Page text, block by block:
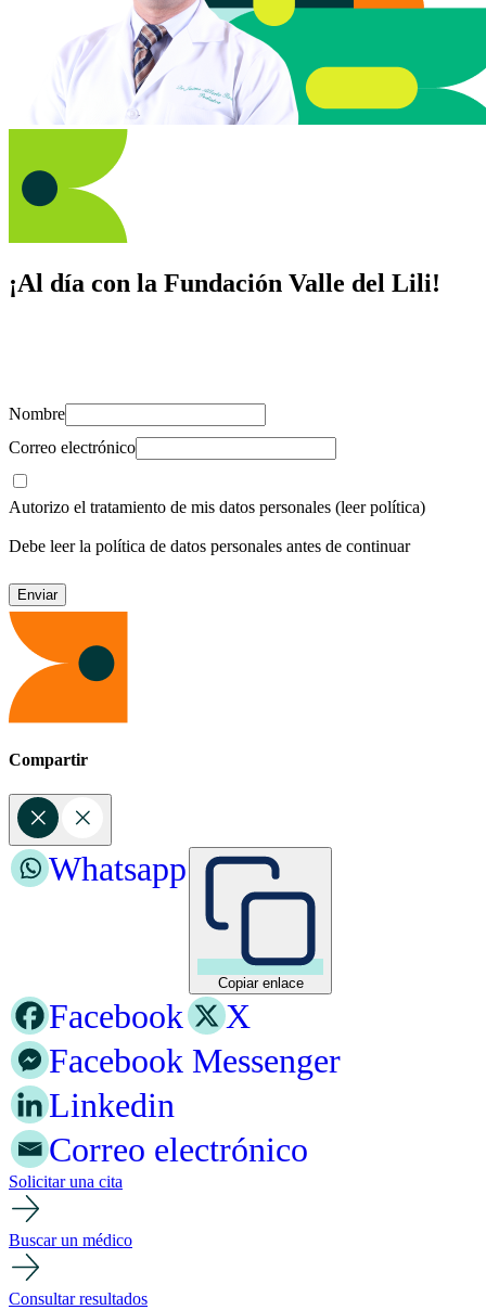
¡Al día con la Fundación Valle del Lili!
Nombre
Correo electrónico
Autorizo el tratamiento de mis datos personales (leer política)
Debe leer la política de datos personales antes de continuar
Compartir
Copiar enlace
Whatsapp
Facebook
X
Facebook Messenger
Linkedin
Correo electrónico
Solicitar una cita
Buscar un médico
Consultar resultados